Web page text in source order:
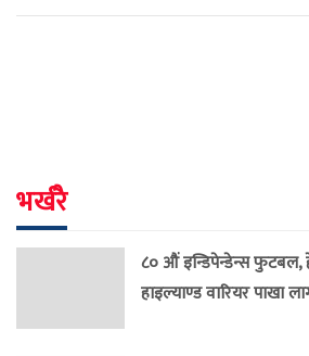
भर्खरै
८० औं इन्डिपेन्डेन्स फुटबल,
हाइल्याण्ड वारियर पाखा